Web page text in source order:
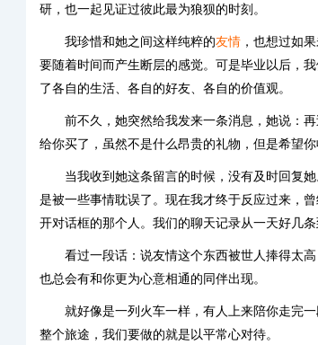
研，也一起见证过彼此最为狼狈的时刻。
我珍惜和她之间这样纯粹的友情 ，也想过如
要随着时间而产生断层的感觉。可是毕业以后，
了各自的生活、各自的好友、各自的价值观。
前不久，她突然给我发来一条消息，她说：
给你买了，虽然不是什么昂贵的礼物，但是希望你
当我收到她这条留言的时候，没有及时回复
是被一些事情耽误了。现在我才终于反应过来，
开对话框的那个人。我们的聊天记录从一天好几条
看过一段话：说友情这个东西被世人捧得太
也总会有和你更为心意相通的同伴出现。
就好像是一列火车一样，有人上来陪你走完
整个旅途，我们要做的就是以平常心对待。